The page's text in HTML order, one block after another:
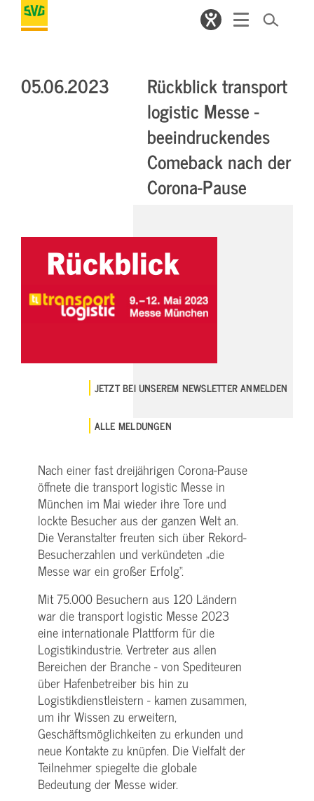
05.06.2023
Rückblick transport
logistic Messe -
beeindruckendes
Comeback nach der
Corona-Pause
JETZT BEI UNSEREM NEWSLETTER ANMELDEN
ALLE MELDUNGEN
Nach einer fast dreijährigen Corona-Pause
öffnete die transport logistic Messe in
München im Mai wieder ihre Tore und
lockte Besucher aus der ganzen Welt an.
Die Veranstalter freuten sich über Rekord-
Besucherzahlen und verkündeten „die
Messe war ein großer Erfolg“.
Mit 75.000 Besuchern aus 120 Ländern
war die transport logistic Messe 2023
eine internationale Plattform für die
Logistikindustrie. Vertreter aus allen
Bereichen der Branche - von Spediteuren
über Hafenbetreiber bis hin zu
Logistikdienstleistern - kamen zusammen,
um ihr Wissen zu erweitern,
Geschäftsmöglichkeiten zu erkunden und
neue Kontakte zu knüpfen. Die Vielfalt der
Teilnehmer spiegelte die globale
Bedeutung der Messe wider.